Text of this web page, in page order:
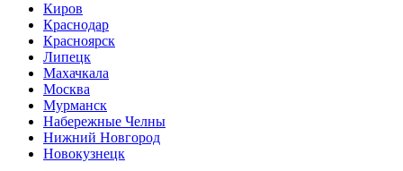
Киров
Краснодар
Красноярск
Липецк
Махачкала
Москва
Мурманск
Набережные Челны
Нижний Новгород
Новокузнецк